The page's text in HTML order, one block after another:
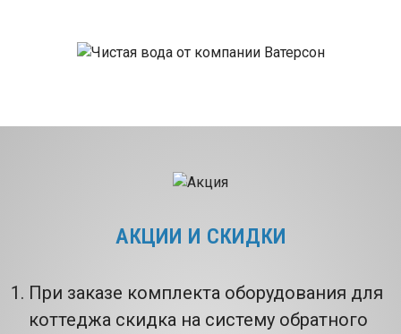
АКЦИИ И СКИДКИ
При заказе комплекта оборудования для
коттеджа скидка на систему обратного